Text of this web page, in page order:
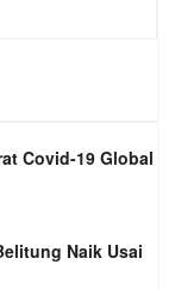
Covid-19 Global
Naik Usai